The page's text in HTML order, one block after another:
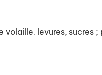
levures, sucres